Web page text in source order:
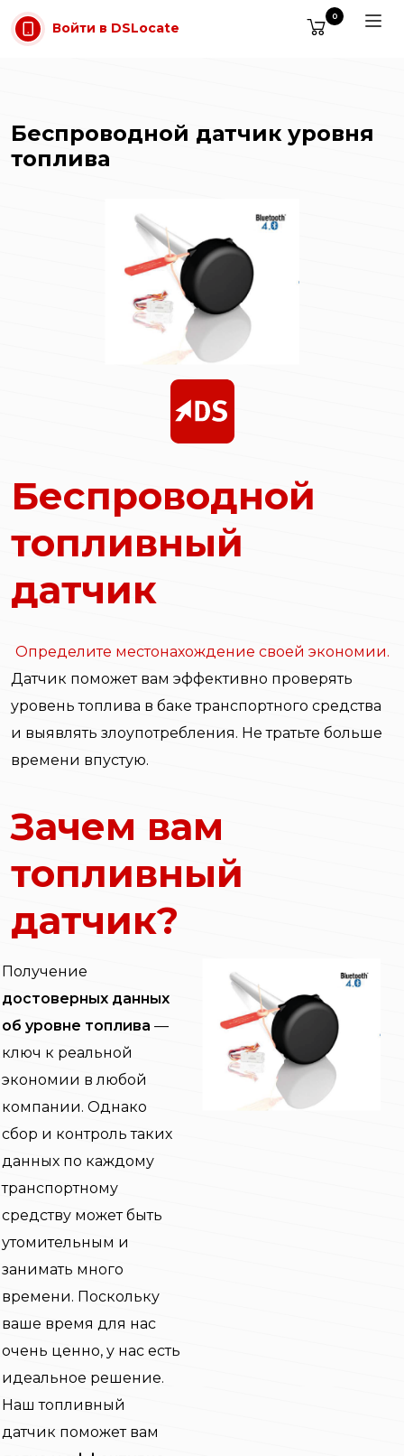
Перейти к содержимому
Войти в DSLocate
0
Беспроводной датчик уровня
топлива
Беспроводной
топливный
датчик
Определите местонахождение своей экономии.
Датчик поможет вам эффективно проверять
уровень топлива в баке транспортного средства
и выявлять злоупотребления. Не тратьте больше
времени впустую.
Зачем вам
топливный
датчик?
Получение
достоверных данных
об уровне топлива —
ключ к реальной
экономии в любой
компании. Однако
сбор и контроль таких
данных по каждому
транспортному
средству может быть
утомительным и
занимать много
времени. Поскольку
ваше время для нас
очень ценно, у нас есть
идеальное решение.
Наш топливный
датчик поможет вам